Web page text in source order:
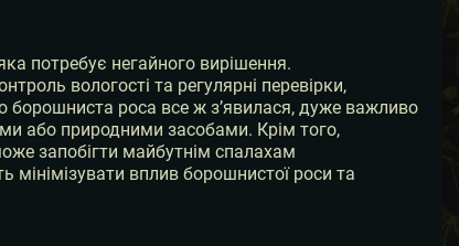
потребує негайного вирішення.
вологості та регулярні перевірки,
роса все ж з’явилася, дуже важливо
або природними засобами. Крім того,
запобігти майбутнім спалахам
вплив борошнистої роси та